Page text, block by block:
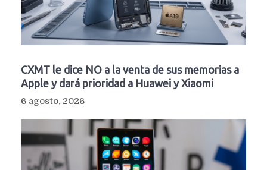
CXMT le dice NO a la venta de sus memorias a
Apple y dará prioridad a Huawei y Xiaomi
6 agosto, 2026